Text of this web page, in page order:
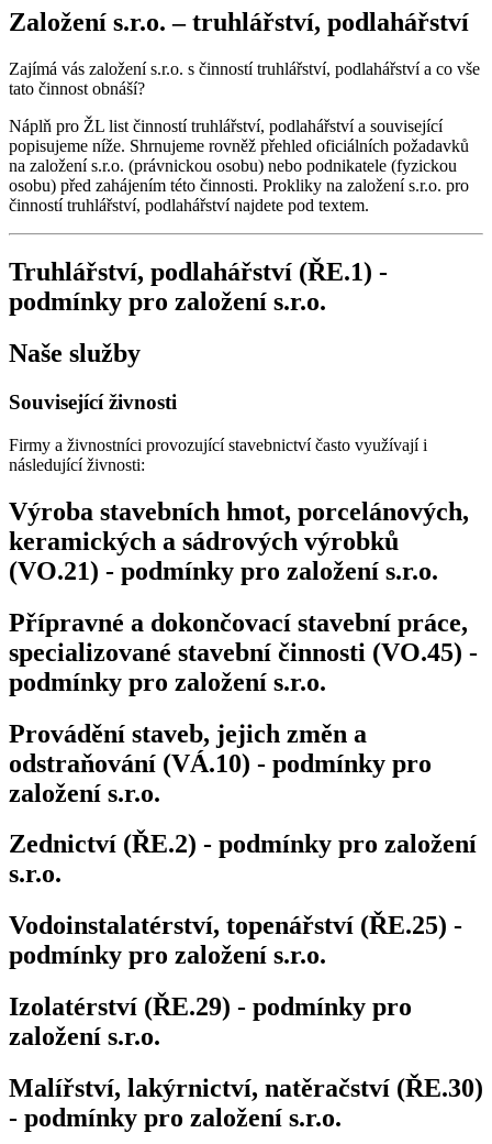
Založení s.r.o. – truhlářství, podlahářství
Zajímá vás založení s.r.o. s činností truhlářství, podlahářství a co vše
tato činnost obnáší?
Náplň pro ŽL list činností truhlářství, podlahářství a související
popisujeme níže. Shrnujeme rovněž přehled oficiálních požadavků
na založení s.r.o. (právnickou osobu) nebo podnikatele (fyzickou
osobu) před zahájením této činnosti. Prokliky na založení s.r.o. pro
činností truhlářství, podlahářství najdete pod textem.
Truhlářství, podlahářství (ŘE.1) -
podmínky pro založení s.r.o.
Naše služby
Související živnosti
Firmy a živnostníci provozující stavebnictví často využívají i
následující živnosti:
Výroba stavebních hmot, porcelánových,
keramických a sádrových výrobků
(VO.21) - podmínky pro založení s.r.o.
Přípravné a dokončovací stavební práce,
specializované stavební činnosti (VO.45) -
podmínky pro založení s.r.o.
Provádění staveb, jejich změn a
odstraňování (VÁ.10) - podmínky pro
založení s.r.o.
Zednictví (ŘE.2) - podmínky pro založení
s.r.o.
Vodoinstalatérství, topenářství (ŘE.25) -
podmínky pro založení s.r.o.
Izolatérství (ŘE.29) - podmínky pro
založení s.r.o.
Malířství, lakýrnictví, natěračství (ŘE.30)
- podmínky pro založení s.r.o.